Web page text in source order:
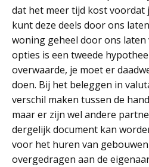
dat het meer tijd kost voordat
kunt deze deels door ons
woning geheel door ons laten
opties is een tweede
overwaarde, je moet er
doen. Bij het beleggen in
verschil maken tussen de
maar er zijn wel andere
dergelijk document kan
voor het huren van
overgedragen aan de